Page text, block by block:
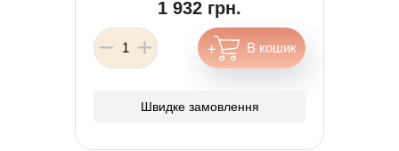
1 932 грн.
Швидке замовлення